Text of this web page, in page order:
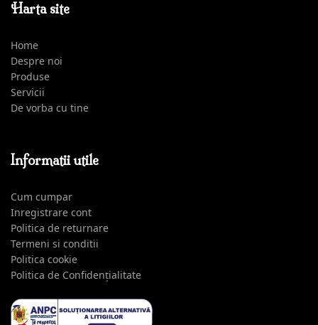
Harta site
Home
Despre noi
Produse
Servicii
De vorba cu tine
Informatii utile
Cum cumpar
Inregistrare cont
Politica de returnare
Termeni si conditii
Politica cookie
Politica de Confidențialitate